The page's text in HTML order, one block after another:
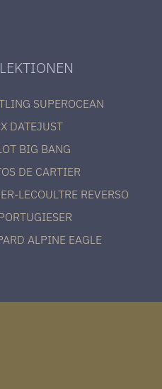
SUPEROCEAN
DATEJUST
BIG BANG
DE CARTIER
LECOULTRE REVERSO
ALPINE EAGLE